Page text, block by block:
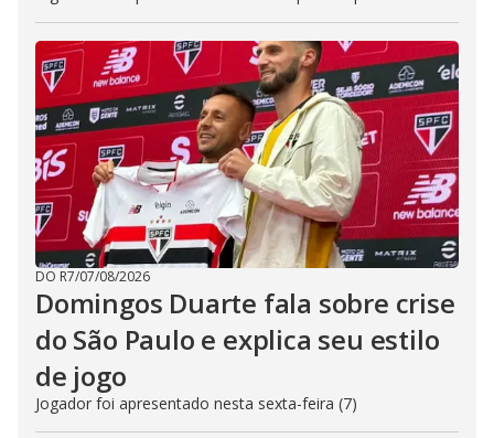
DO R7/07/08/2026
Domingos Duarte fala sobre crise
do São Paulo e explica seu estilo
de jogo
Jogador foi apresentado nesta sexta-feira (7)